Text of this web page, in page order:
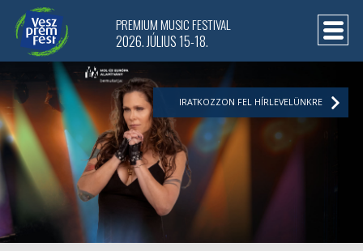
PREMIUM MUSIC FESTIVAL
2026. JÚLIUS 15-18.
IRATKOZZON FEL HÍRLEVELÜNKRE